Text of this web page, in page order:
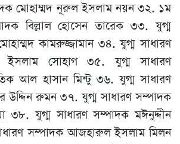
মোহাম্মদ নূরুল ইসলাম নয়ন ৩২. ১ম
বিল্লাল হোসেন তারেক ৩৩. যুগ্ম
কামরুজ্জামান ৩৪. যুগ্ম সাধারণ
ইসলাম সোহাগ ৩৫. যুগ্ম সাধারণ
আল হাসান মিন্টু ৩৬. যুগ্ম সাধারণ
উদ্দিন রুমন ৩৭. যুগ্ম সাধারণ সম্পাদক
৩৮. যুগ্ম সাধারণ সম্পাদক মঈনুদ্দীন
সম্পাদক আজহারুল ইসলাম মিলন